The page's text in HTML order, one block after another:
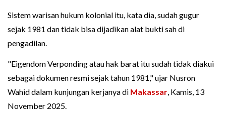
Sistem warisan hukum kolonial itu, kata dia, sudah gugur
sejak 1981 dan tidak bisa dijadikan alat bukti sah di
pengadilan.
"Eigendom Verponding atau hak barat itu sudah tidak diakui
sebagai dokumen resmi sejak tahun 1981," ujar Nusron
Wahid dalam kunjungan kerjanya di Makassar, Kamis, 13
November 2025.